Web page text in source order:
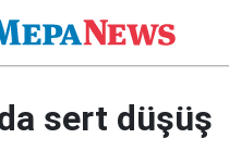
sert düşüş